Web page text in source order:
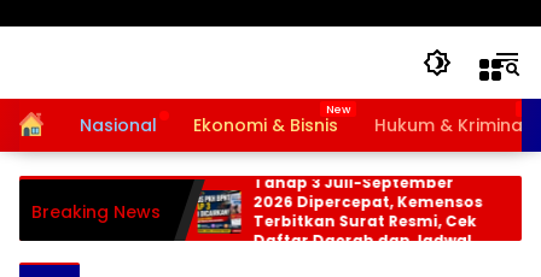
HomeNasional Ekonomi & Bisnis Hukum & Kriminal
Breaking News
Bansos PKH dan BPNT
Tahap 3 Juli-September
2026 Dipercepat, Kemensos
Terbitkan Surat Resmi, Cek
Daftar Daerah dan Jadwal